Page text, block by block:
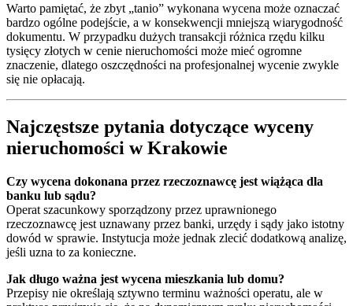
Warto pamiętać, że zbyt „tanio” wykonana wycena może oznaczać
bardzo ogólne podejście, a w konsekwencji mniejszą wiarygodność
dokumentu. W przypadku dużych transakcji różnica rzędu kilku
tysięcy złotych w cenie nieruchomości może mieć ogromne
znaczenie, dlatego oszczędności na profesjonalnej wycenie zwykle
się nie opłacają.
Najczęstsze pytania dotyczące wyceny
nieruchomości w Krakowie
Czy wycena dokonana przez rzeczoznawcę jest wiążąca dla
banku lub sądu?
Operat szacunkowy sporządzony przez uprawnionego
rzeczoznawcę jest uznawany przez banki, urzędy i sądy jako istotny
dowód w sprawie. Instytucja może jednak zlecić dodatkową analizę,
jeśli uzna to za konieczne.
Jak długo ważna jest wycena mieszkania lub domu?
Przepisy nie określają sztywno terminu ważności operatu, ale w